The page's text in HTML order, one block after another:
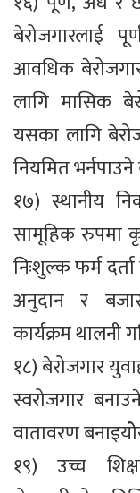
बेरोजगारलाई
आवधिक
लागि मासिक
यसका लागि
नियमित
१७) स्थानीय
सामूहिक रुपमा
निःशुल्क फर्म
अनुदान र
कार्यक्रम थालनी
१८) बेरोजगार
स्वरोजगार
वातावरण
१९) उच्च